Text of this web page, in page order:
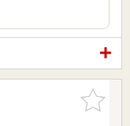
お気に入
りに追加